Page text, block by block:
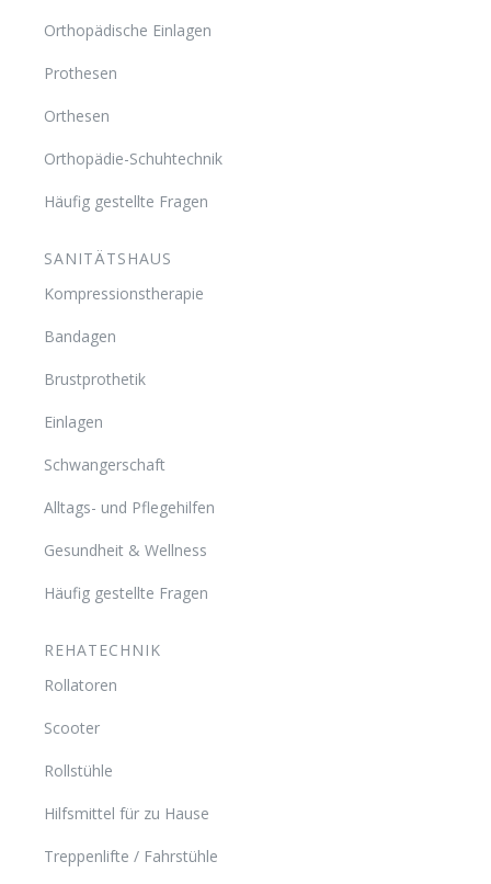
Orthopädische Einlagen
Prothesen
Orthesen
Orthopädie-Schuhtechnik
Häufig gestellte Fragen
SANITÄTSHAUS
Kompressionstherapie
Bandagen
Brustprothetik
Einlagen
Schwangerschaft
Alltags- und Pflegehilfen
Gesundheit & Wellness
Häufig gestellte Fragen
REHATECHNIK
Rollatoren
Scooter
Rollstühle
Hilfsmittel für zu Hause
Treppenlifte / Fahrstühle